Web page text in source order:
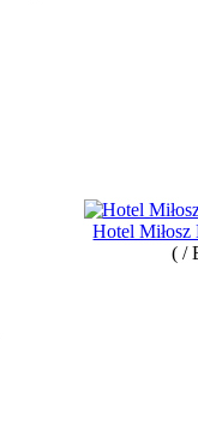
Hotel Miłosz
( /